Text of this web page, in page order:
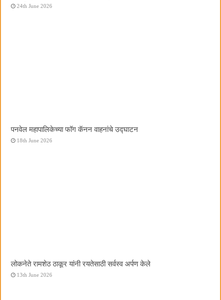
24th June 2026
पनवेल महापालिकेच्या फॉग कॅनन वाहनांचे उद्घाटन
18th June 2026
लोकनेते रामशेठ ठाकूर यांनी रयतेसाठी सर्वस्व अर्पण केले
13th June 2026